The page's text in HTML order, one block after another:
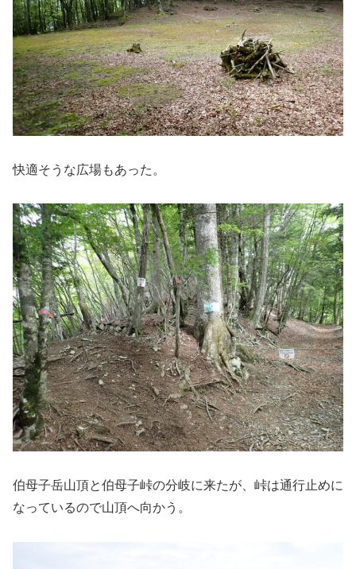
快適そうな広場もあった。
伯母子岳山頂と伯母子峠の分岐に来たが、峠は通行止めに
なっているので山頂へ向かう。